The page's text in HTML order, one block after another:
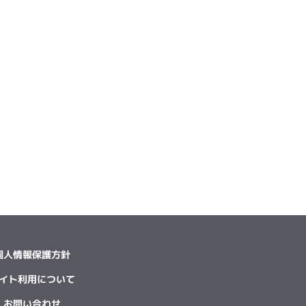
人情報保護方針
ト利用について
お問い合わせ